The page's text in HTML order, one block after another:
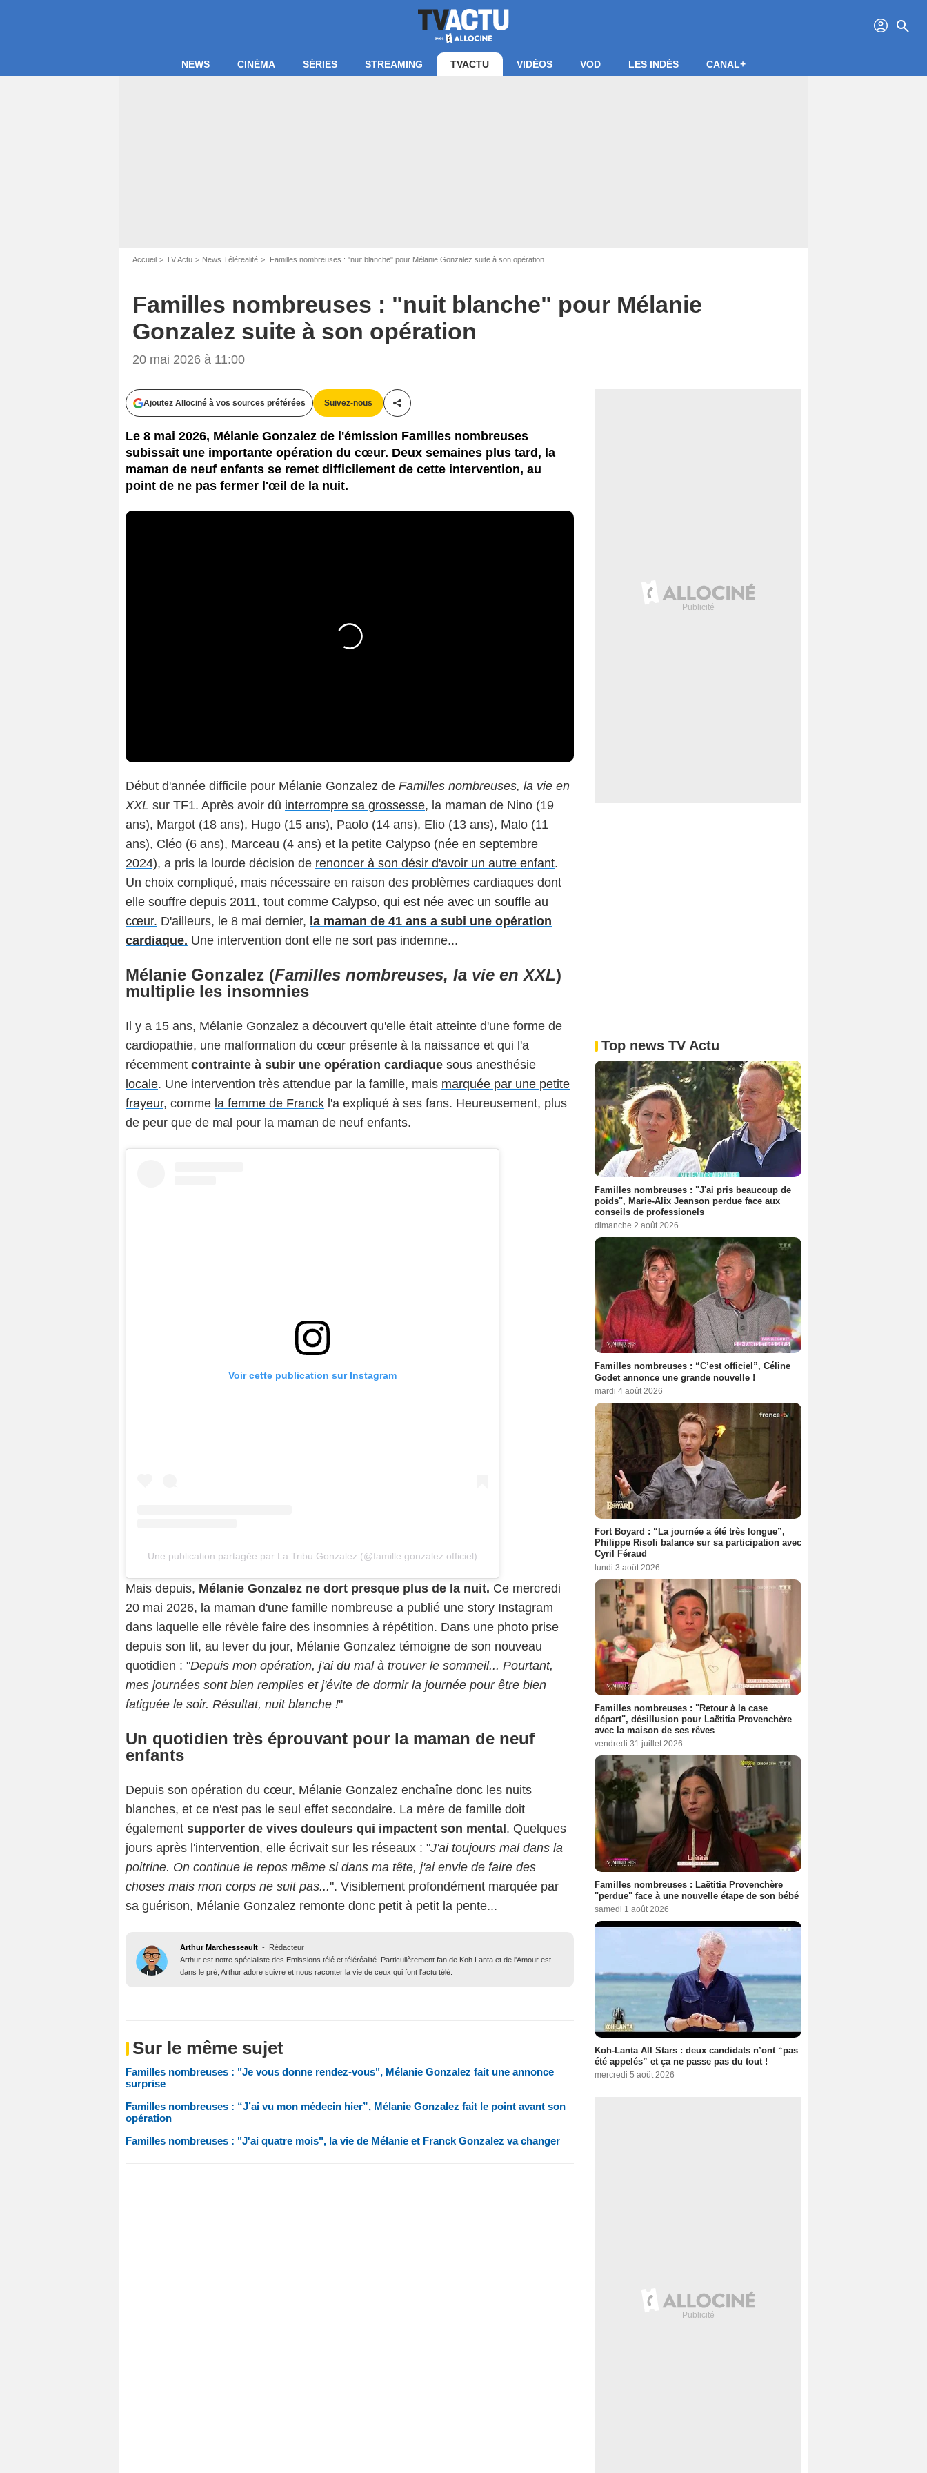
profil search
NEWS CINÉMA SÉRIES STREAMING TVACTU VIDÉOS VOD LES INDÉS CANAL+
Accueil TV Actu News Télérealité Familles nombreuses : "nuit blanche" pour Mélanie Gonzalez suite à son opération
Familles nombreuses : "nuit blanche" pour Mélanie
Gonzalez suite à son opération
20 mai 2026 à 11:00
Ajoutez Allociné à vos sources préférées Suivez-nous
Partager cet article
Le 8 mai 2026, Mélanie Gonzalez de l'émission Familles nombreuses
subissait une importante opération du cœur. Deux semaines plus tard, la
maman de neuf enfants se remet difficilement de cette intervention, au
point de ne pas fermer l'œil de la nuit.
Début d'année difficile pour Mélanie Gonzalez de Familles nombreuses, la vie en
XXL sur TF1. Après avoir dû interrompre sa grossesse, la maman de Nino (19
ans), Margot (18 ans), Hugo (15 ans), Paolo (14 ans), Elio (13 ans), Malo (11
ans), Cléo (6 ans), Marceau (4 ans) et la petite Calypso (née en septembre
2024), a pris la lourde décision de renoncer à son désir d'avoir un autre enfant.
Un choix compliqué, mais nécessaire en raison des problèmes cardiaques dont
elle souffre depuis 2011, tout comme Calypso, qui est née avec un souffle au
cœur. D'ailleurs, le 8 mai dernier, la maman de 41 ans a subi une opération
cardiaque. Une intervention dont elle ne sort pas indemne...
Mélanie Gonzalez (Familles nombreuses, la vie en XXL)
multiplie les insomnies
Il y a 15 ans, Mélanie Gonzalez a découvert qu'elle était atteinte d'une forme de
cardiopathie, une malformation du cœur présente à la naissance et qui l'a
récemment contrainte à subir une opération cardiaque sous anesthésie
locale. Une intervention très attendue par la famille, mais marquée par une petite
frayeur, comme la femme de Franck l'a expliqué à ses fans. Heureusement, plus
de peur que de mal pour la maman de neuf enfants.
Voir cette publication sur Instagram
Une publication partagée par La Tribu Gonzalez (@famille.gonzalez.officiel)
Mais depuis, Mélanie Gonzalez ne dort presque plus de la nuit. Ce mercredi
20 mai 2026, la maman d'une famille nombreuse a publié une story Instagram
dans laquelle elle révèle faire des insomnies à répétition. Dans une photo prise
depuis son lit, au lever du jour, Mélanie Gonzalez témoigne de son nouveau
quotidien : "Depuis mon opération, j'ai du mal à trouver le sommeil... Pourtant,
mes journées sont bien remplies et j'évite de dormir la journée pour être bien
fatiguée le soir. Résultat, nuit blanche !"
Un quotidien très éprouvant pour la maman de neuf
enfants
Depuis son opération du cœur, Mélanie Gonzalez enchaîne donc les nuits
blanches, et ce n'est pas le seul effet secondaire. La mère de famille doit
également supporter de vives douleurs qui impactent son mental. Quelques
jours après l'intervention, elle écrivait sur les réseaux : "J'ai toujours mal dans la
poitrine. On continue le repos même si dans ma tête, j'ai envie de faire des
choses mais mon corps ne suit pas...". Visiblement profondément marquée par
sa guérison, Mélanie Gonzalez remonte donc petit à petit la pente...
Arthur Marchesseault - Rédacteur
Arthur est notre spécialiste des Emissions télé et téléréalité. Particulièrement fan de Koh Lanta et de l'Amour est
dans le pré, Arthur adore suivre et nous raconter la vie de ceux qui font l'actu télé.
Sur le même sujet
Familles nombreuses : "Je vous donne rendez-vous", Mélanie Gonzalez fait une annonce
surprise
Familles nombreuses : “J’ai vu mon médecin hier”, Mélanie Gonzalez fait le point avant son
opération
Familles nombreuses : "J'ai quatre mois", la vie de Mélanie et Franck Gonzalez va changer
Top news TV Actu
Familles nombreuses : "J'ai pris beaucoup de
poids", Marie-Alix Jeanson perdue face aux
conseils de professionels
dimanche 2 août 2026
Familles nombreuses : “C’est officiel”, Céline
Godet annonce une grande nouvelle !
mardi 4 août 2026
Fort Boyard : “La journée a été très longue”,
Philippe Risoli balance sur sa participation avec
Cyril Féraud
lundi 3 août 2026
Familles nombreuses : "Retour à la case
départ", désillusion pour Laëtitia Provenchère
avec la maison de ses rêves
vendredi 31 juillet 2026
Familles nombreuses : Laëtitia Provenchère
"perdue" face à une nouvelle étape de son bébé
samedi 1 août 2026
Koh-Lanta All Stars : deux candidats n’ont “pas
été appelés” et ça ne passe pas du tout !
mercredi 5 août 2026